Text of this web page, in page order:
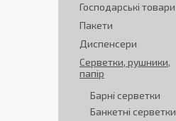
Господарські товари
Пакети
Диспенсери
Серветки, рушники,
папір
Барні серветки
Банкетні серветки